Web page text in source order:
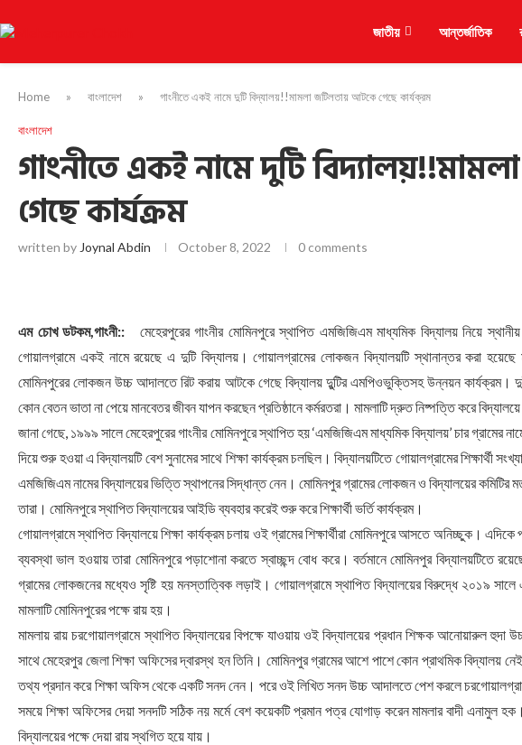
জাতীয় আন্তর্জাতিক
Home » বাংলাদেশ » গাংনীতে একই নামে দুটি বিদ্যালয়!!মামলা জটিলতায় আটকে গেছে কার্যক্রম
বাংলাদেশ
গাংনীতে একই নামে দুটি
গেছে কার্যক্রম
written by Joynal Abdin October 8, 2022 0 comments
এম চোখ ডটকম,গাংনী:: মেহেরপুরের গাংনীর মোমিনপুরে স্থাপিত এমজিজিএম মাধ্যমিক বিদ্যালয় নিয়ে
গোয়ালগ্রামে একই নামে রয়েছে এ দুটি বিদ্যালয়। গোয়ালগ্রামের লোকজন বিদ্যালয়টি স্থানান্তর করা হয়েছে
মোমিনপুরের লোকজন উচ্চ আদালতে রিট করায় আটকে গেছে বিদ্যালয় দুুটির এমপিওভুক্তিসহ উন্নয়ন কার্যক্রম। দুই
কোন বেতন ভাতা না পেয়ে মানবেতর জীবন যাপন করছেন প্রতিষ্ঠানে কর্মরতরা। মামলাটি দ্রুত নিষ্পত্তি করে বিদ্যালয়ে
জানা গেছে, ১৯৯৯ সালে মেহেরপুরের গাংনীর মোমিনপুরে স্থাপিত হয় ‘এমজিজিএম মাধ্যমিক বিদ্যালয়’ চার গ্রামের
দিয়ে শুরু হওয়া এ বিদ্যালয়টি বেশ সুনামের সাথে শিক্ষা কার্যক্রম চলছিল। বিদ্যালয়টিতে গোয়ালগ্রামের
এমজিজিএম নামের বিদ্যালয়ের ভিত্তি স্থাপনের সিদ্ধান্ত নেন। মোমিনপুর গ্রামের লোকজন ও বিদ্যালয়ের কমিটির
তারা। মোমিনপুরে স্থাপিত বিদ্যালয়ের আইডি ব্যবহার করেই শুরু করে শিক্ষার্থী ভর্তি কার্যক্রম।
গোয়ালগ্রামে স্থাপিত বিদ্যালয়ে শিক্ষা কার্যক্রম চলায় ওই গ্রামের শিক্ষার্থীরা মোমিনপুরে আসতে অনিচ্ছুক। এদিকে
ব্যবস্থা ভাল হওয়ায় তারা মোমিনপুরে পড়াশোনা করতে স্বাচ্ছন্দ বোধ করে। বর্তমানে মোমিনপুর বিদ্যালয়টিতে
গ্রামের লোকজনের মধ্যেও সৃষ্টি হয় মনস্তাত্বিক লড়াই। গোয়ালগ্রামে স্থাপিত বিদ্যালয়ের বিরুদ্ধে ২০১৯
মামলাটি মোমিনপুরের পক্ষে রায় হয়।
মামলায় রায় চরগোয়ালগ্রামে স্থাপিত বিদ্যালয়ের বিপক্ষে যাওয়ায় ওই বিদ্যালয়ের প্রধান শিক্ষক আনোয়ারুল
সাথে মেহেরপুর জেলা শিক্ষা অফিসের দ্বারস্থ হন তিনি। মোমিনপুর গ্রামের আশে পাশে কোন প্রাথমিক বিদ্যালয়
তথ্য প্রদান করে শিক্ষা অফিস থেকে একটি সনদ নেন। পরে ওই লিখিত সনদ উচ্চ আদালতে পেশ করলে
সময়ে শিক্ষা অফিসের দেয়া সনদটি সঠিক নয় মর্মে বেশ কয়েকটি প্রমান পত্র যোগাড় করেন মামলার বাদী
বিদ্যালয়ের পক্ষে দেয়া রায় স্থগিত হয়ে যায়।